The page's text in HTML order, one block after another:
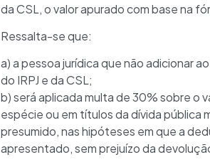
da CSL, o valor apurado com base na
Ressalta-se que:
a) a pessoa jurídica que não adicionar
do IRPJ e da CSL;
b) será aplicada multa de 30% sobre o
espécie ou em títulos da dívida pública
presumido, nas hipóteses em que a
apresentado, sem prejuízo da